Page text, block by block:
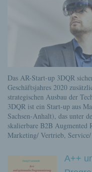
Das AR-Start-up 3DQR
Geschäftsjahres 2020
strategischen Ausbau der
3DQR ist ein Start-up aus
Sachsen-Anhalt), das unter
skalierbare B2B Augmented
Marketing/ Vertrieb,
A++